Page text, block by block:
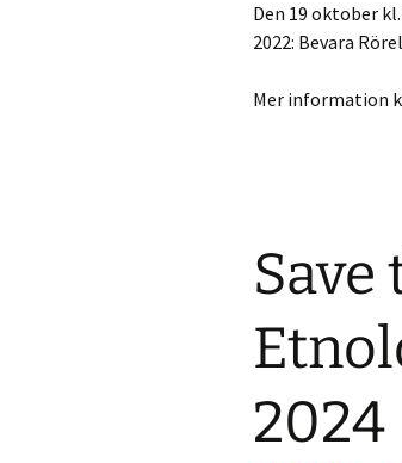
Den 19 oktober
2022: Bevara
Mer information
Save
2024